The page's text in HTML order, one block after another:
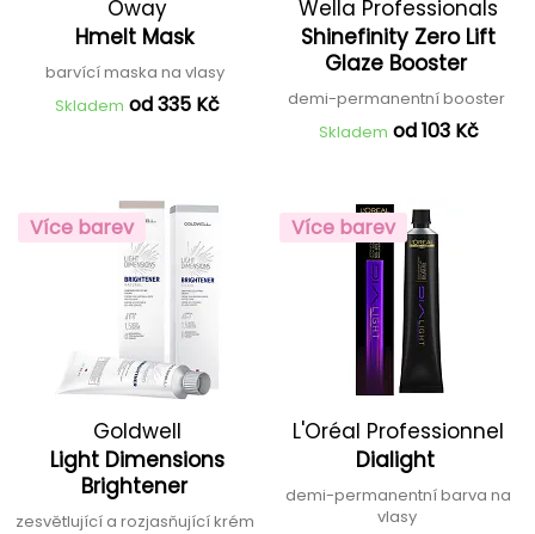
Oway
Hmelt Mask
barvící maska na vlasy
Skladem od 335 Kč
Wella Professionals
Shinefinity Zero Lift
Glaze Booster
demi-permanentní booster
Skladem od 103 Kč
Více barev
Goldwell
Light Dimensions
Brightener
zesvětlující a rozjasňující krém
Více barev
L'Oréal Professionnel
Dialight
demi-permanentní barva na
vlasy